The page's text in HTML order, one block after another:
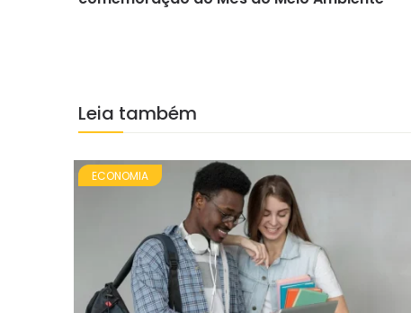
Leia também
ECONOMIA